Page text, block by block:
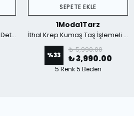
İthal Kumaştan Şifon Yaka Detaylı Piliseli Kemerli Astarlı Özel Tasarım Elbise - mavi
SEPETE EKLE
1Moda1Tarz
İthal Krep Kumaş Taş İşlemeli Askılı Astarlı Özel Tasarım Yırtmaçlı Maxi Elbise - Yeşil
%33
₺ 5,990.00
₺ 3,990.00
5 Renk 5 Beden